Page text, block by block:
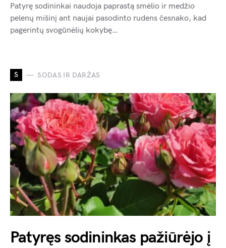
Patyrę sodininkai naudoja paprastą smėlio ir medžio
pelenų mišinį ant naujai pasodinto rudens česnako, kad
pagerintų svogūnėlių kokybę…
S SODAS IR DARŽAS
Patyręs sodininkas pažiūrėjo į